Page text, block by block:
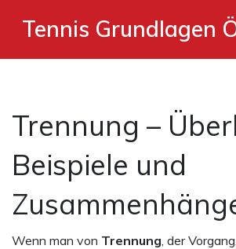
Tennis Grundlagen
Trennung –
Beispiele und
Wenn man von Trennung, der